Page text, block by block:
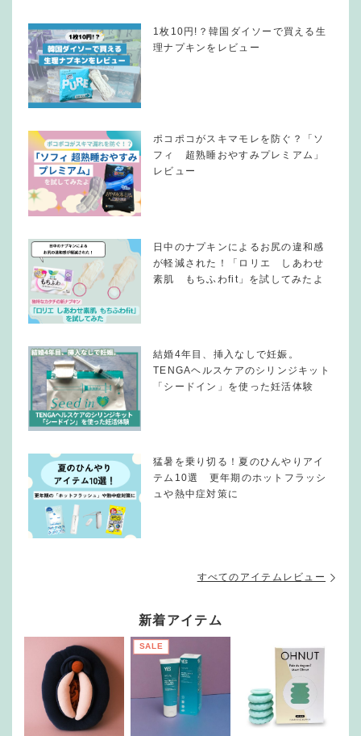
1枚10円!？韓国ダイソーで買える生
理ナプキンをレビュー
ポコポコがスキマモレを防ぐ？「ソ
フィ 超熟睡おやすみプレミアム」
レビュー
日中のナプキンによるお尻の違和感
が軽減された！「ロリエ しあわせ
素肌 もちふわfit」を試してみたよ
結婚4年目、挿入なしで妊娠。
TENGAヘルスケアのシリンジキット
「シードイン」を使った妊活体験
猛暑を乗り切る！夏のひんやりアイ
テム10選 更年期のホットフラッシ
ュや熱中症対策に
すべてのアイテムレビュー
新着アイテム
SALE